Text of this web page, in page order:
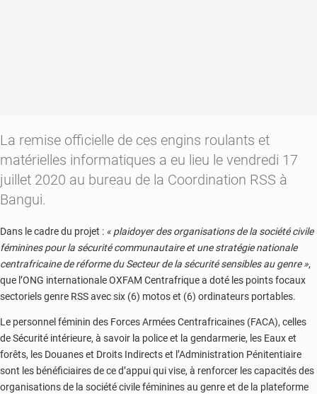
La remise officielle de ces engins roulants et
matérielles informatiques a eu lieu le vendredi 17
juillet 2020 au bureau de la Coordination RSS à
Bangui.
Dans le cadre du projet : « plaidoyer des organisations de la société civile
féminines pour la sécurité communautaire et une stratégie nationale
centrafricaine de réforme du Secteur de la sécurité sensibles au genre »,
que l’ONG internationale OXFAM Centrafrique a doté les points focaux
sectoriels genre RSS avec six (6) motos et (6) ordinateurs portables.
Le personnel féminin des Forces Armées Centrafricaines (FACA), celles
de Sécurité intérieure, à savoir la police et la gendarmerie, les Eaux et
forêts, les Douanes et Droits Indirects et l’Administration Pénitentiaire
sont les bénéficiaires de ce d’appui qui vise, à renforcer les capacités des
organisations de la société civile féminines au genre et de la plateforme